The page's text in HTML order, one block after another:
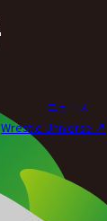
ニュース
Wrestle Universe ↗︎